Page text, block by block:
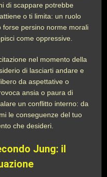
di scappare potrebbe
o ti limita: un ruolo
forse persino norme morali
come oppressive.
nel momento della
di lasciarti andare e
da aspettative o
ansia o paura di
un conflitto interno: da
le conseguenze del tuo
che desideri.
Jung: il